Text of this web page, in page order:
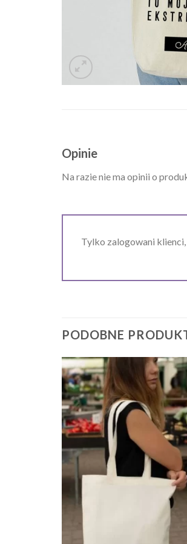
Opinie
Na razie nie ma opinii o
Tylko zalogowani
PODOBNE